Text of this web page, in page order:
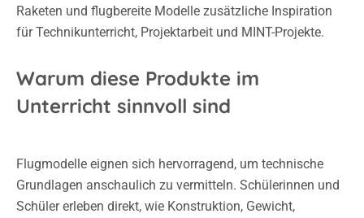
Raketen und flugbereite Modelle zusätzliche Inspiration
für Technikunterricht, Projektarbeit und MINT-Projekte.
Warum diese Produkte im
Unterricht sinnvoll sind
Flugmodelle eignen sich hervorragend, um technische
Grundlagen anschaulich zu vermitteln. Schülerinnen und
Schüler erleben direkt, wie Konstruktion, Gewicht,